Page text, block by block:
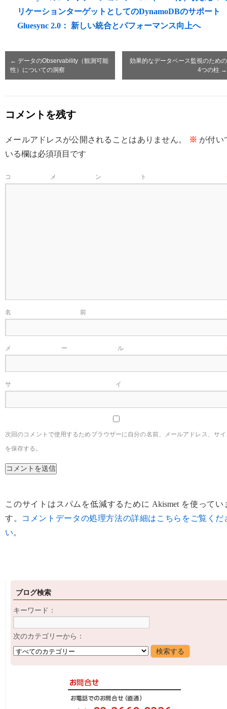
リケーションターゲットとしてのDynamoDBのサポート
Gluesync 2.0： 新しい統合とパフォーマンス向上へ
← データのObservability（観測可能
性）についての洞察
効果的なデータベース監視のための
4つの柱 →
コメントを残す
メールアドレスが公開されることはありません。 ※ が付い
いる欄は必須項目です
コメント
名前
メール
サイ
次回のコメントで使用するためブラウザーに自分の名前、メールアドレス、サ
を保存する。
このサイトはスパムを低減するために Akismet を使ってい
す。
コメントデータの処理方法の詳細はこちらをご覧くだ
い。
ブログ検索
キーワード：
次のカテゴリーから：